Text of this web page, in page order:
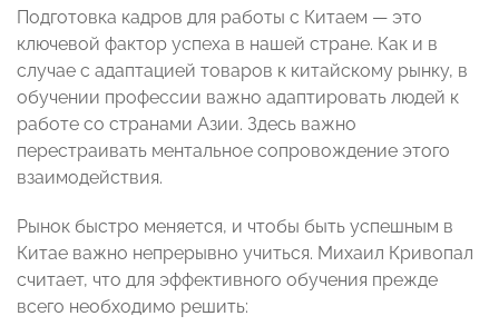
Подготовка кадров для работы с Китаем — это
ключевой фактор успеха в нашей стране. Как и в
случае с адаптацией товаров к китайскому рынку, в
обучении профессии важно адаптировать людей к
работе со странами Азии. Здесь важно
перестраивать ментальное сопровождение этого
взаимодействия.
Рынок быстро меняется, и чтобы быть успешным в
Китае важно непрерывно учиться. Михаил Кривопал
считает, что для эффективного обучения прежде
всего необходимо решить: